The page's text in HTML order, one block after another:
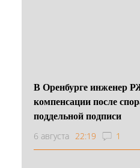
В Оренбурге инженер
компенсации после
поддельной подписи
6 августа 22:19 1